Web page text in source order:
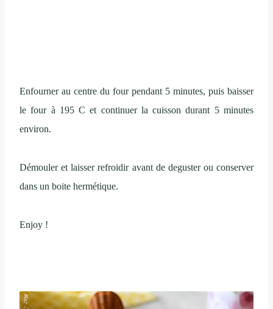
Enfourner au centre du four pendant 5 minutes, puis baisser
le four à 195 C et continuer la cuisson durant 5 minutes
environ.
Démouler et laisser refroidir avant de deguster ou conserver
dans un boite hermétique.
Enjoy !